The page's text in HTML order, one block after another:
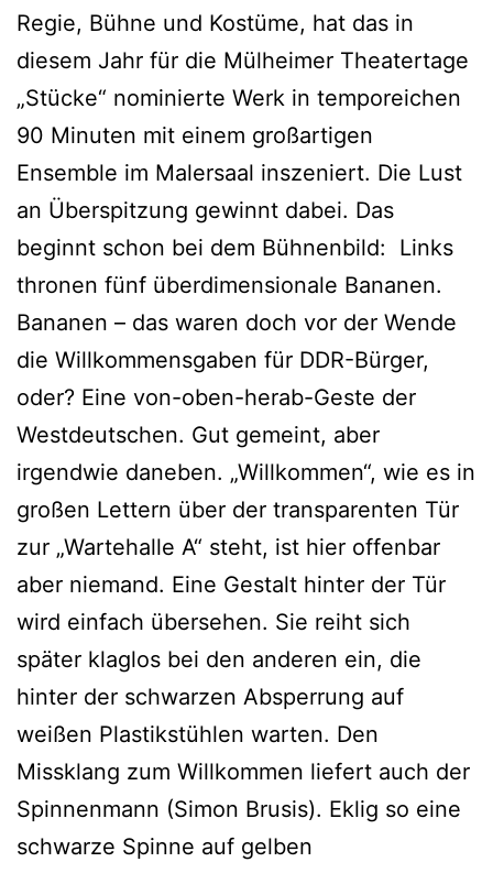
Regie, Bühne und Kostüme, hat das in
diesem Jahr für die Mülheimer Theatertage
„Stücke“ nominierte Werk in temporeichen
90 Minuten mit einem großartigen
Ensemble im Malersaal inszeniert. Die Lust
an Überspitzung gewinnt dabei. Das
beginnt schon bei dem Bühnenbild: Links
thronen fünf überdimensionale Bananen.
Bananen – das waren doch vor der Wende
die Willkommensgaben für DDR-Bürger,
oder? Eine von-oben-herab-Geste der
Westdeutschen. Gut gemeint, aber
irgendwie daneben. „Willkommen“, wie es in
großen Lettern über der transparenten Tür
zur „Wartehalle A“ steht, ist hier offenbar
aber niemand. Eine Gestalt hinter der Tür
wird einfach übersehen. Sie reiht sich
später klaglos bei den anderen ein, die
hinter der schwarzen Absperrung auf
weißen Plastikstühlen warten. Den
Missklang zum Willkommen liefert auch der
Spinnenmann (Simon Brusis). Eklig so eine
schwarze Spinne auf gelben